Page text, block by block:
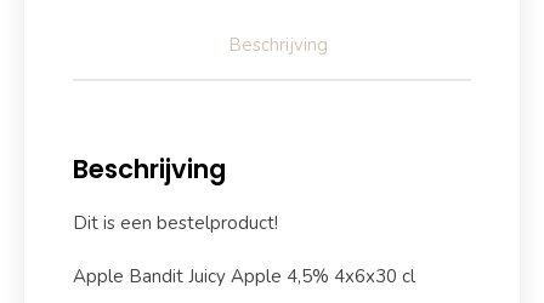
Beschrijving
Beschrijving
Dit is een bestelproduct!
Apple Bandit Juicy Apple 4,5% 4x6x30 cl